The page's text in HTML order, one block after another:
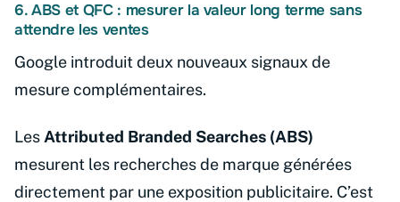
6. ABS et QFC : mesurer la valeur long terme sans
attendre les ventes
Google introduit deux nouveaux signaux de
mesure complémentaires.
Les Attributed Branded Searches (ABS)
mesurent les recherches de marque générées
directement par une exposition publicitaire. C’est